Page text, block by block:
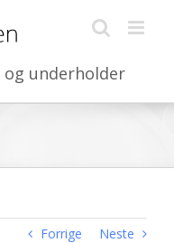
underholder
Forrige Neste